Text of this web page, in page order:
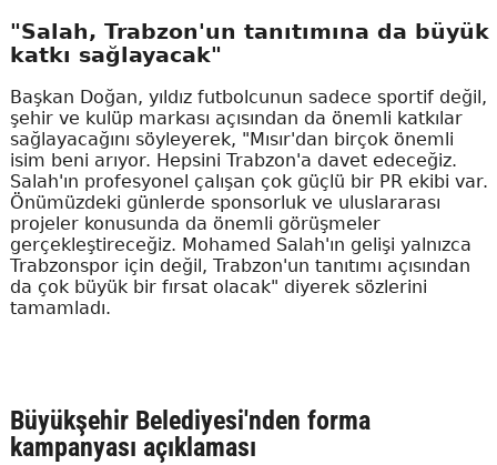
"Salah, Trabzon'un tanıtımına da büyük
katkı sağlayacak"
Başkan Doğan, yıldız futbolcunun sadece sportif değil,
şehir ve kulüp markası açısından da önemli katkılar
sağlayacağını söyleyerek, "Mısır'dan birçok önemli
isim beni arıyor. Hepsini Trabzon'a davet edeceğiz.
Salah'ın profesyonel çalışan çok güçlü bir PR ekibi var.
Önümüzdeki günlerde sponsorluk ve uluslararası
projeler konusunda da önemli görüşmeler
gerçekleştireceğiz. Mohamed Salah'ın gelişi yalnızca
Trabzonspor için değil, Trabzon'un tanıtımı açısından
da çok büyük bir fırsat olacak" diyerek sözlerini
tamamladı.
Büyükşehir Belediyesi'nden forma
kampanyası açıklaması